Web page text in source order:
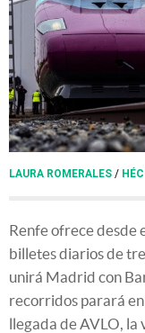
LAURA ROMERALES /
Renfe ofrece desde
billetes diarios de
unirá Madrid con
recorridos parará
llegada de AVLO, la